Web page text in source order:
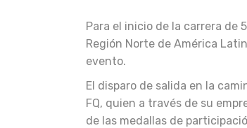
Para el inicio de la carrera de
Región Norte de América
evento.
El disparo de salida en la
FQ, quien a través de su
de las medallas de